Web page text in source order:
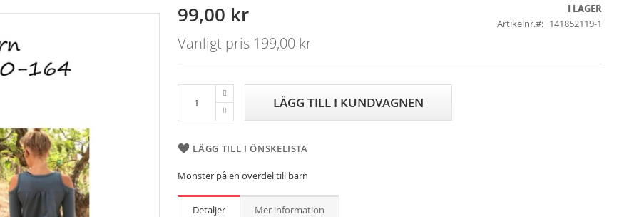
Specialpris
99,00 kr
Vanligt pris 199,00 kr
I LAGER
Artikelnr.
141852119-1
LÄGG TILL I KUNDVAGNEN
LÄGG TILL I ÖNSKELISTA
Mönster på en överdel till barn
Detaljer Mer information